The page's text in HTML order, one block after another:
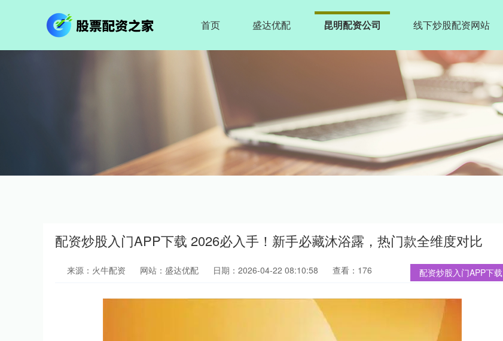
首页 盛达优配 昆明配资公司 线下炒股配资网站
配资炒股入门APP下载 2026必入手！新手必藏沐浴露，热门款全维度对比
配资炒股入门APP下载
来源：火牛配资 网站：盛达优配 日期：2026-04-22 08:10:58 查看：176